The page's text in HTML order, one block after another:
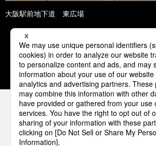
大阪駅前地下道 東広場
1 2 3 4 5
パナソニックの電気設備 SNS